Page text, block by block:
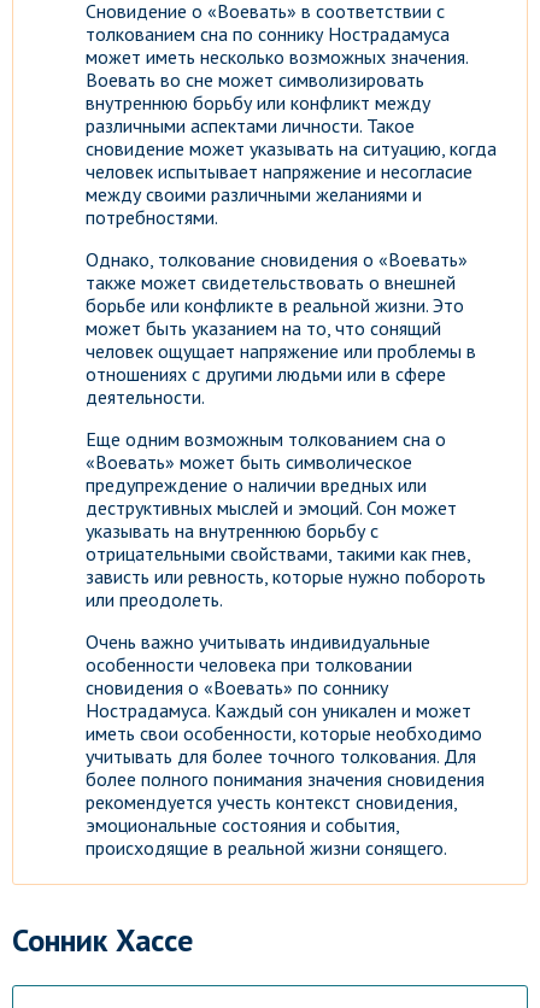
Сновидение о «Воевать» в соответствии с
толкованием сна по соннику Нострадамуса
может иметь несколько возможных значения.
Воевать во сне может символизировать
внутреннюю борьбу или конфликт между
различными аспектами личности. Такое
сновидение может указывать на ситуацию, когда
человек испытывает напряжение и несогласие
между своими различными желаниями и
потребностями.
Однако, толкование сновидения о «Воевать»
также может свидетельствовать о внешней
борьбе или конфликте в реальной жизни. Это
может быть указанием на то, что сонящий
человек ощущает напряжение или проблемы в
отношениях с другими людьми или в сфере
деятельности.
Еще одним возможным толкованием сна о
«Воевать» может быть символическое
предупреждение о наличии вредных или
деструктивных мыслей и эмоций. Сон может
указывать на внутреннюю борьбу с
отрицательными свойствами, такими как гнев,
зависть или ревность, которые нужно побороть
или преодолеть.
Очень важно учитывать индивидуальные
особенности человека при толковании
сновидения о «Воевать» по соннику
Нострадамуса. Каждый сон уникален и может
иметь свои особенности, которые необходимо
учитывать для более точного толкования. Для
более полного понимания значения сновидения
рекомендуется учесть контекст сновидения,
эмоциональные состояния и события,
происходящие в реальной жизни сонящего.
Сонник Хассе